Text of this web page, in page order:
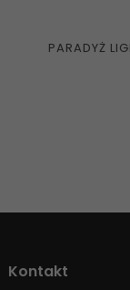
PARADYŻ
Kontakt